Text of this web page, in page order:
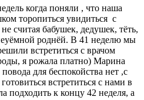
когда поняли , что наша
торопиться увидиться с
считая бабушек, дедушек, тёть,
роднёй. В 41 неделю мы
встретиться с врачом
я рожала платно) Марина
для беспокойства нет ,с
встретиться с нами в
подходить к концу 42 неделя, а